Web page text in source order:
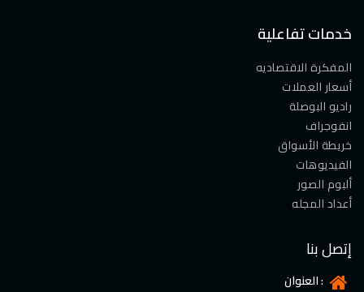
خدمات تفاعلية
المفكرة الاقتصاديه
أسعار العملات
راديو البوصلة
انفوجراف
خريطة الأسواق
الفيديوهات
ألبوم الصور
أعداد المجله
إتصل بنا
العنوان :